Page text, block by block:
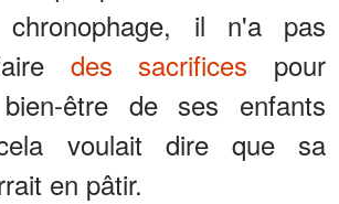
il n'a pas
des sacrifices pour
être de ses enfants
voulait dire que sa
en pâtir.